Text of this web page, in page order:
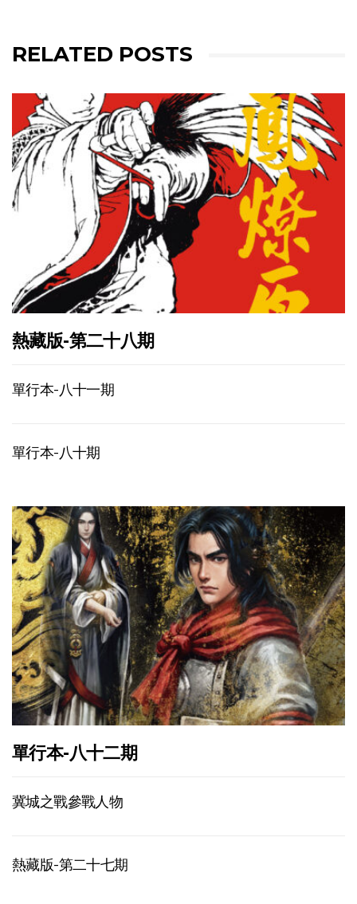
RELATED POSTS
熱藏版-第二十八期
單行本-八十一期
單行本-八十期
單行本-八十二期
冀城之戰參戰人物
熱藏版-第二十七期